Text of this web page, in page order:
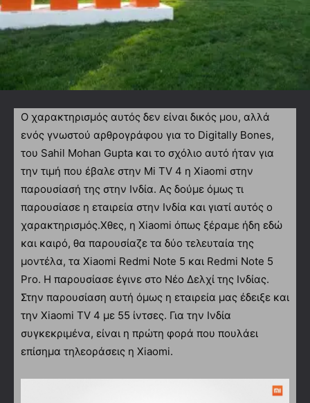
Ο χαρακτηρισμός αυτός δεν είναι δικός μου, αλλά
ενός γνωστού αρθρογράφου για το Digitally Bones,
του Sahil Mohan Gupta και το σχόλιο αυτό ήταν για
την τιμή που έβαλε στην Mi TV 4 η Xiaomi στην
παρουσίασή της στην Ινδία. Ας δούμε όμως τι
παρουσίασε η εταιρεία στην Ινδία και γιατί αυτός ο
χαρακτηρισμός.Χθες, η Xiaomi όπως ξέραμε ήδη εδώ
και καιρό, θα παρουσίαζε τα δύο τελευταία της
μοντέλα, τα Xiaomi Redmi Note 5 και Redmi Note 5
Pro. Η παρουσίασε έγινε στο Νέο Δελχί της Ινδίας.
Στην παρουσίαση αυτή όμως η εταιρεία μας έδειξε και
την Xiaomi TV 4 με 55 ίντσες. Για την Ινδία
συγκεκριμένα, είναι η πρώτη φορά που πουλάει
επίσημα τηλεοράσεις η Xiaomi.